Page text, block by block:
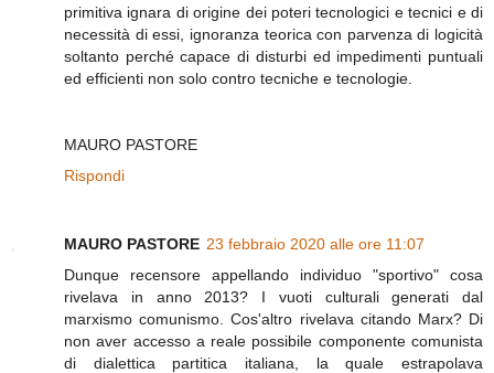
primitiva ignara di origine dei poteri tecnologici e tecnici e di
necessità di essi, ignoranza teorica con parvenza di logicità
soltanto perché capace di disturbi ed impedimenti puntuali
ed efficienti non solo contro tecniche e tecnologie.
MAURO PASTORE
Rispondi
MAURO PASTORE 23 febbraio 2020 alle ore 11:07
Dunque recensore appellando individuo "sportivo" cosa
rivelava in anno 2013? I vuoti culturali generati dal
marxismo comunismo. Cos'altro rivelava citando Marx? Di
non aver accesso a reale possibile componente comunista
di dialettica partitica italiana, la quale estrapolava